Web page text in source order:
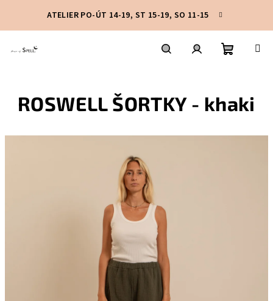
obsah
ATELIER PO-ÚT 14-19, ST 15-19, SO 11-15
košík
ROSWELL ŠORTKY - khaki